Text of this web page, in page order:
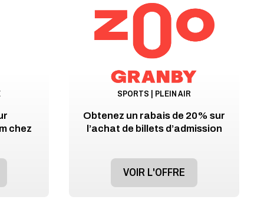
chez
SPORTS | PLEIN AIR
Obtenez un rabais de 20% sur
l’achat de billets d’admission
VOIR L'OFFRE